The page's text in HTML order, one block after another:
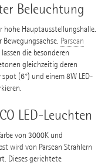
Beleuchtung
hohe Hauptausstellungshalle.
Parscan
die besonderen
gleichzeitig deren
(6°) und einem 8W LED-
LED-Leuchten
von 3000K und
wird von Parscan Strahlern
Dieses gerichtete